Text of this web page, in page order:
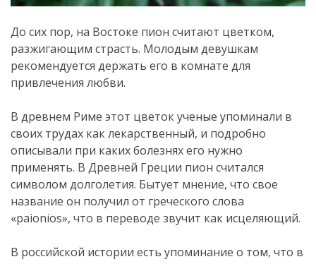
До сих пор, на Востоке пион считают цветком,
разжигающим страсть. Молодым девушкам
рекомендуется держать его в комнате для
привлечения любви.
В древнем Риме этот цветок ученые упоминали в
своих трудах как лекарственный, и подробно
описывали при каких болезнях его нужно
применять. В Древней Греции пион считался
символом долголетия. Бытует мнение, что свое
название он получил от греческого слова
«paionios», что в переводе звучит как исцеляющий.
В российской истории есть упоминание о том, что в